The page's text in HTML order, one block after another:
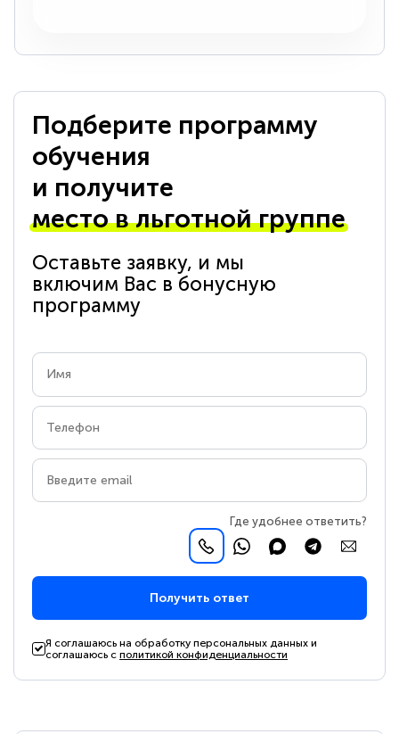
Подберите программу
обучения
и получите
место в льготной группе
Оставьте заявку, и мы
включим Вас в бонусную
программу
Где удобнее ответить?
Получить ответ
Я соглашаюсь на обработку персональных данных и
соглашаюсь сполитикой конфиденциальности